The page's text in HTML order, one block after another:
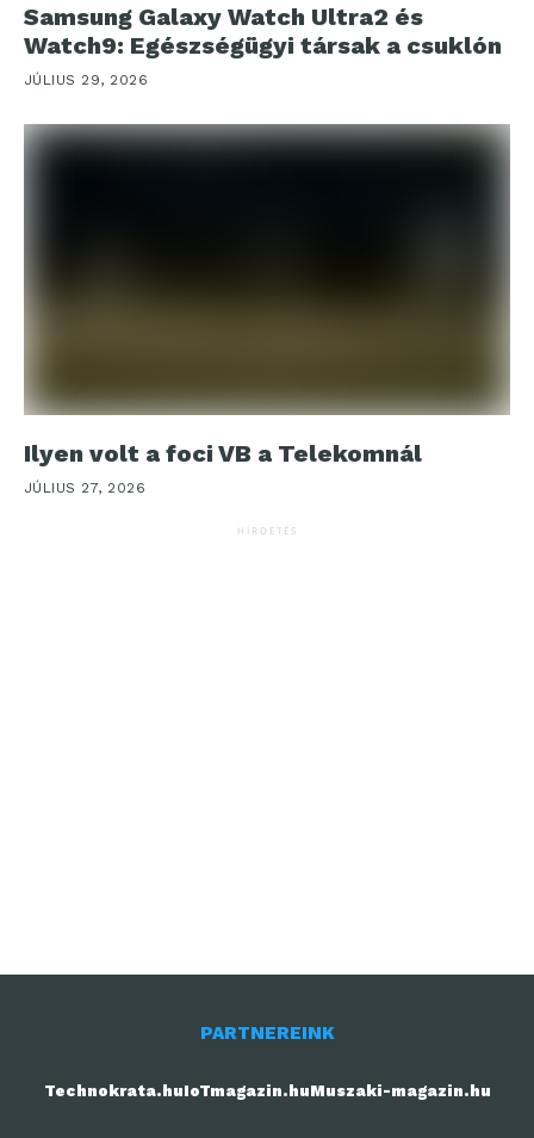
Samsung Galaxy Watch Ultra2 és
Watch9: Egészségügyi társak a csuklón
JÚLIUS 29, 2026
Ilyen volt a foci VB a Telekomnál
JÚLIUS 27, 2026
HIRDETÉS
PARTNEREINK
Technokrata.huIoTmagazin.huMuszaki-magazin.hu